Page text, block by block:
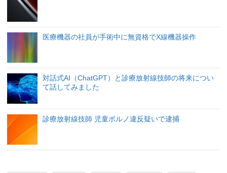
医療機器の社員が手術中に無資格でX線機器操作
対話式AI（ChatGPT）と診療放射線技師の将来につい
て話してみました
診療放射線技師 児童ポルノ違反疑いで逮捕